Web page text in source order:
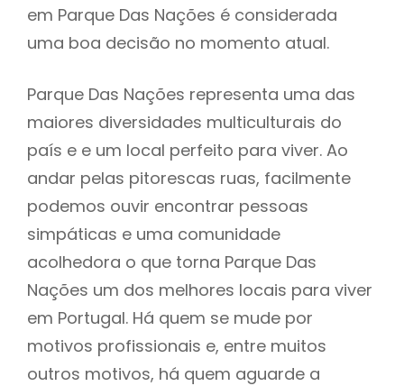
em Parque Das Nações é considerada
uma boa decisão no momento atual.
Parque Das Nações representa uma das
maiores diversidades multiculturais do
país e e um local perfeito para viver. Ao
andar pelas pitorescas ruas, facilmente
podemos ouvir encontrar pessoas
simpáticas e uma comunidade
acolhedora o que torna Parque Das
Nações um dos melhores locais para viver
em Portugal. Há quem se mude por
motivos profissionais e, entre muitos
outros motivos, há quem aguarde a